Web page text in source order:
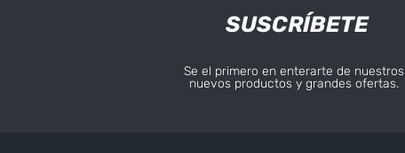
SUSCRÍBETE
Se el primero en enterarte de nuestros
nuevos productos y grandes ofertas.